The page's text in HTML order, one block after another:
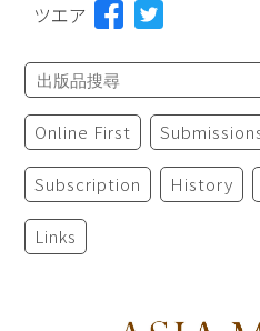
ツエア
Online First
Subscription History
Links